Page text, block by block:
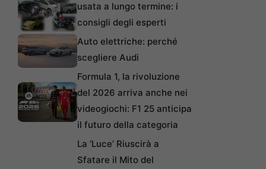
usata a lungo termine: i
consigli degli esperti
Auto elettriche: perché
scegliere Audi
Formula 1, la rivoluzione
del 2026 arriva anche nei
videogiochi: F1 25 anticipa
il futuro della categoria
La ‘Luce’ Riuscirà a
Sfatare il Mito del